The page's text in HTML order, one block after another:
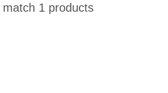
match 1 products